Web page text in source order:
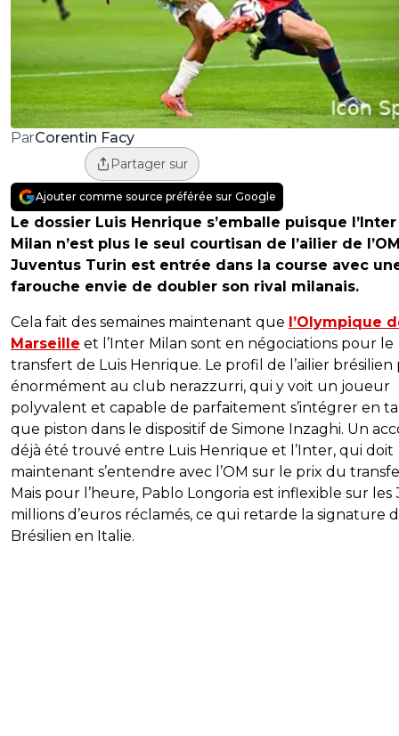
ParCorentin Facy
Partager sur
Ajouter comme source préférée sur Google
Le dossier Luis Henrique s’emballe puisque l’Inter
Milan n’est plus le seul courtisan de l’ailier de
Juventus Turin est entrée dans la course avec
farouche envie de doubler son rival milanais.
Cela fait des semaines maintenant que l’Olympique
Marseille et l’Inter Milan sont en négociations pour le
transfert de Luis Henrique. Le profil de l’ailier brésilien
énormément au club nerazzurri, qui y voit un joueur
polyvalent et capable de parfaitement s’intégrer en
que piston dans le dispositif de Simone Inzaghi. Un
déjà été trouvé entre Luis Henrique et l’Inter, qui doit
maintenant s’entendre avec l’OM sur le prix du
Mais pour l’heure, Pablo Longoria est inflexible sur les
millions d’euros réclamés, ce qui retarde la signature
Brésilien en Italie.